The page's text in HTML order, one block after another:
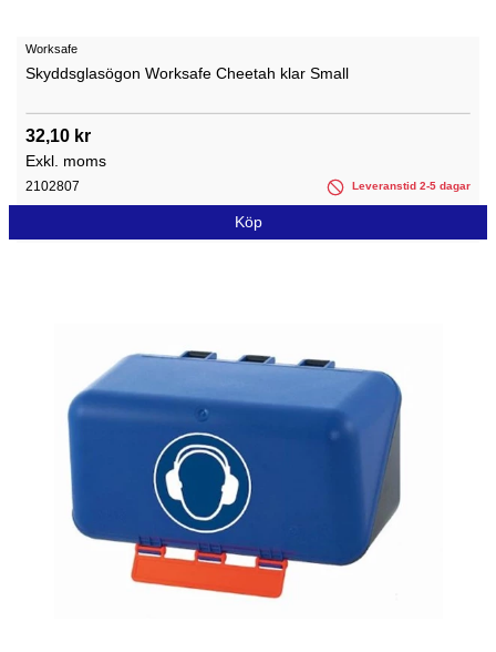
Worksafe
Skyddsglasögon Worksafe Cheetah klar Small
32,10 kr
Exkl. moms
2102807 Leveranstid 2-5 dagar
Köp